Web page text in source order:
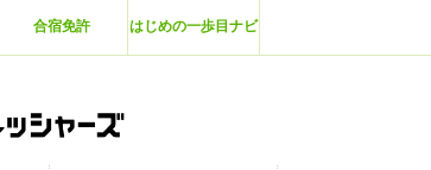
合宿免許 はじめの一歩目ナビ